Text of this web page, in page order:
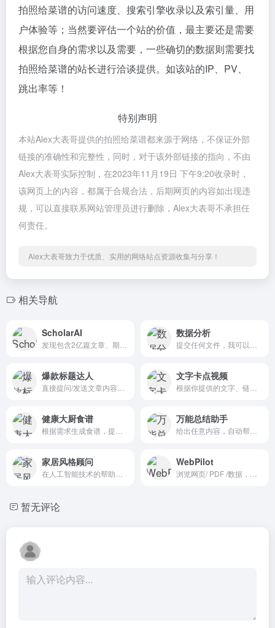
拍照给菜谱的访问速度、搜索引擎收录以及索引量、用
户体验等；当然要评估一个站的价值，最主要还是需要
根据您自身的需求以及需要，一些确切的数据则需要找
拍照给菜谱的站长进行洽谈提供。如该站的IP、PV、
跳出率等！
特别声明
本站Alex大表哥提供的拍照给菜谱都来源于网络，不保证外部
链接的准确性和完整性，同时，对于该外部链接的指向，不由
Alex大表哥实际控制，在2023年11月19日 下午9:20收录时，
该网页上的内容，都属于合规合法，后期网页的内容如出现违
规，可以直接联系网站管理员进行删除，Alex大表哥不承担任
何责任。
Alex大表哥致力于优质、实用的网络站点资源收集与分享！
相关导航
ScholarAI 数据分析
爆款标题达人 文字卡点视频
健康大厨食谱 万能总结助手
家居风格顾问 WebPilot
暂无评论